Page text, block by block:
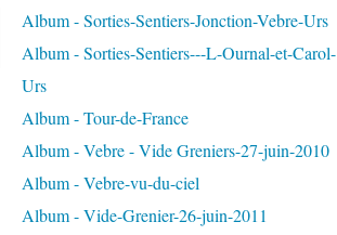
Album - Sorties-Sentiers-Jonction-Vebre-Urs
Album - Sorties-Sentiers---L-Ournal-et-Carol-
Urs
Album - Tour-de-France
Album - Vebre - Vide Greniers-27-juin-2010
Album - Vebre-vu-du-ciel
Album - Vide-Grenier-26-juin-2011